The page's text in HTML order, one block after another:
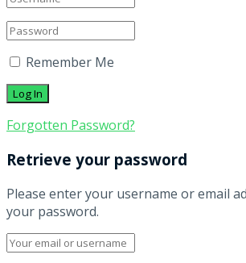
Remember Me
Forgotten Password?
Retrieve your password
Please enter your username or email
your password.